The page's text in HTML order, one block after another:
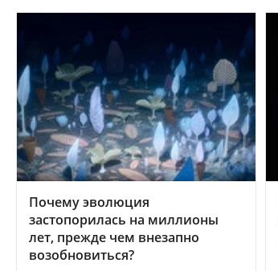
Почему эволюция
застопорилась на миллионы
лет, прежде чем внезапно
возобновиться?